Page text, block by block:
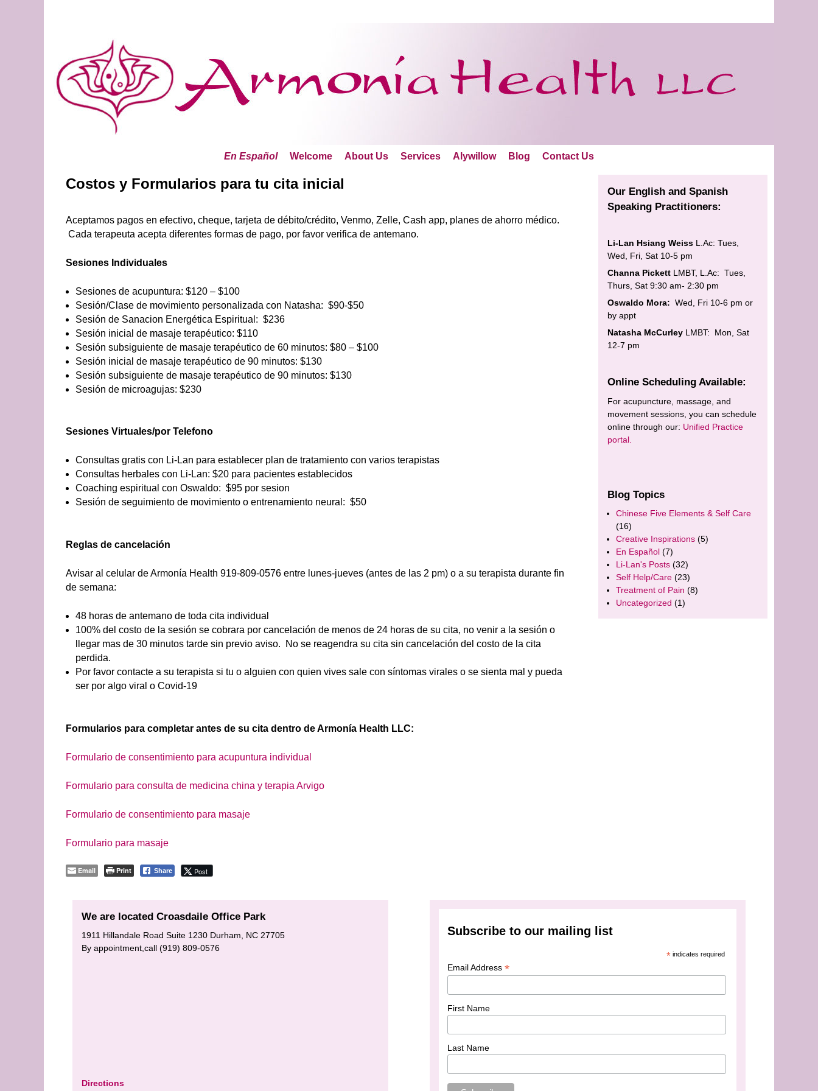
En Español Welcome About Us Services Alywillow Blog Contact Us
Costos y Formularios para tu cita inicial
Aceptamos pagos en efectivo, cheque, tarjeta de débito/crédito, Venmo, Zelle, Cash app, planes de ahorro médico.
Cada terapeuta acepta diferentes formas de pago, por favor verifica de antemano.
Sesiones Individuales
Sesiones de acupuntura: $120 – $100
Sesión/Clase de movimiento personalizada con Natasha: $90-$50
Sesión de Sanacion Energética Espiritual: $236
Sesión inicial de masaje terapéutico: $110
Sesión subsiguiente de masaje terapéutico de 60 minutos: $80 – $100
Sesión inicial de masaje terapéutico de 90 minutos: $130
Sesión subsiguiente de masaje terapéutico de 90 minutos: $130
Sesión de microagujas: $230
Sesiones Virtuales/por Telefono
Consultas gratis con Li-Lan para establecer plan de tratamiento con varios terapistas
Consultas herbales con Li-Lan: $20 para pacientes establecidos
Coaching espiritual con Oswaldo: $95 por sesion
Sesión de seguimiento de movimiento o entrenamiento neural: $50
Reglas de cancelación
Avisar al celular de Armonía Health 919-809-0576 entre lunes-jueves (antes de las 2 pm) o a su terapista durante fin
de semana:
48 horas de antemano de toda cita individual
100% del costo de la sesión se cobrara por cancelación de menos de 24 horas de su cita, no venir a la sesión o
llegar mas de 30 minutos tarde sin previo aviso. No se reagendra su cita sin cancelación del costo de la cita
perdida.
Por favor contacte a su terapista si tu o alguien con quien vives sale con síntomas virales o se sienta mal y pueda
ser por algo viral o Covid-19
Formularios para completar antes de su cita dentro de Armonía Health LLC:
Formulario de consentimiento para acupuntura individual
Formulario para consulta de medicina china y terapia Arvigo
Formulario de consentimiento para masaje
Formulario para masaje
Email Print Share Post
Our English and Spanish
Speaking Practitioners:
Li-Lan Hsiang Weiss L.Ac: Tues,
Wed, Fri, Sat 10-5 pm
Channa Pickett LMBT, L.Ac: Tues,
Thurs, Sat 9:30 am- 2:30 pm
Oswaldo Mora: Wed, Fri 10-6 pm or
by appt
Natasha McCurley LMBT: Mon, Sat
12-7 pm
Online Scheduling Available:
For acupuncture, massage, and
movement sessions, you can schedule
online through our: Unified Practice
portal.
Blog Topics
Chinese Five Elements & Self Care
(16)
Creative Inspirations (5)
En Español (7)
Li-Lan's Posts (32)
Self Help/Care (23)
Treatment of Pain (8)
Uncategorized (1)
We are located Croasdaile Office Park
1911 Hillandale Road Suite 1230 Durham, NC 27705
By appointment,call (919) 809-0576
Directions
Subscribe to our mailing list
* indicates required
Email Address*
First Name
Last Name